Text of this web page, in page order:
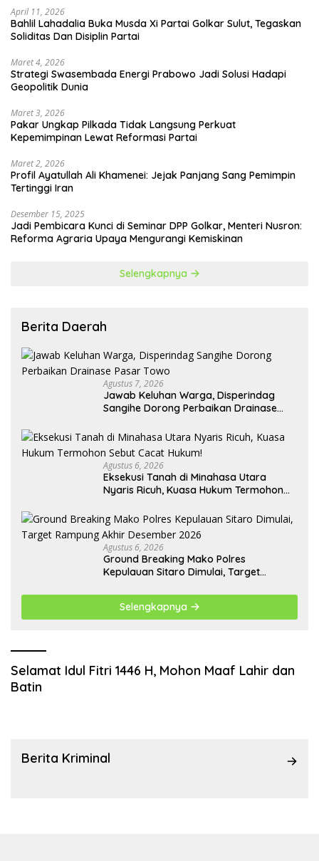
April 11, 2026
Bahlil Lahadalia Buka Musda Xi Partai Golkar Sulut, Tegaskan
Soliditas Dan Disiplin Partai
Maret 4, 2026
Strategi Swasembada Energi Prabowo Jadi Solusi Hadapi
Geopolitik Dunia
Maret 3, 2026
Pakar Ungkap Pilkada Tidak Langsung Perkuat
Kepemimpinan Lewat Reformasi Partai
Maret 2, 2026
Profil Ayatullah Ali Khamenei: Jejak Panjang Sang Pemimpin
Tertinggi Iran
Desember 15, 2025
Jadi Pembicara Kunci di Seminar DPP Golkar, Menteri Nusron:
Reforma Agraria Upaya Mengurangi Kemiskinan
Selengkapnya
Berita Daerah
Agustus 7, 2026
Jawab Keluhan Warga, Disperindag
Sangihe Dorong Perbaikan Drainase
Agustus 6, 2026
Eksekusi Tanah di Minahasa Utara
Nyaris Ricuh, Kuasa Hukum Termohon
Agustus 6, 2026
Ground Breaking Mako Polres
Kepulauan Sitaro Dimulai, Target
Selengkapnya
Selamat Idul Fitri 1446 H, Mohon Maaf Lahir dan
Batin
Berita Kriminal